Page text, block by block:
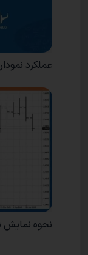
عملکرد
نحوه نمایش